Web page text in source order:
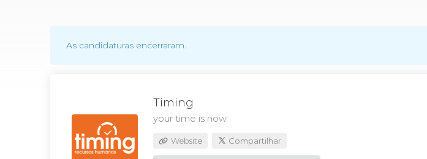
As candidaturas encerraram.
Timing
your time is now
Website Compartilhar